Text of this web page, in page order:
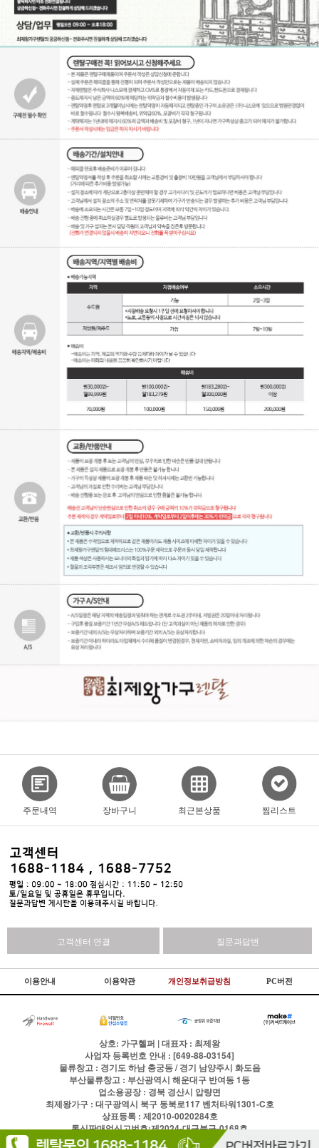
주문내역 장바구니 최근본상품 찜리스트
고객센터 연결 질문과답변
이용안내 이용약관 개인정보취급방침 PC버전
상호: 가구헬퍼 | 대표자 : 최제왕
사업자 등록번호 안내 : [649-88-03154]
물류창고 : 경기도 하남 충궁동 / 경기 남양주시 화도읍
부산물류창고 : 부산광역시 해운대구 반여동 1동
업소용공장 : 경북 경산시 압량면
최제왕가구 : 대구광역시 북구 동북로117 벤처타워1301-C호
상표등록 : 제2010-0020284호
통신판매업신고번호:제2024-대구북구-0168호
전화1688-1184팩스